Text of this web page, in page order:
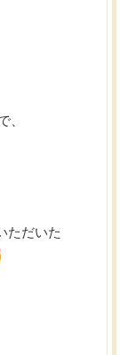
、
ただいた